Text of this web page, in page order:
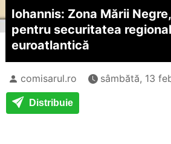
Iohannis: Zona Mării
pentru securitatea
euroatlantică
comisarul.ro sâmbătă, 13
Distribuie